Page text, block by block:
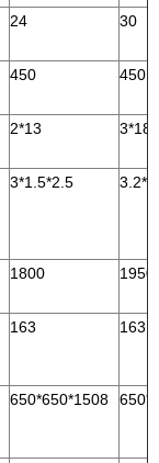
24 30
450 450
2*13
3*1.5*2.5
1800 1950
163 163
650*650*1508